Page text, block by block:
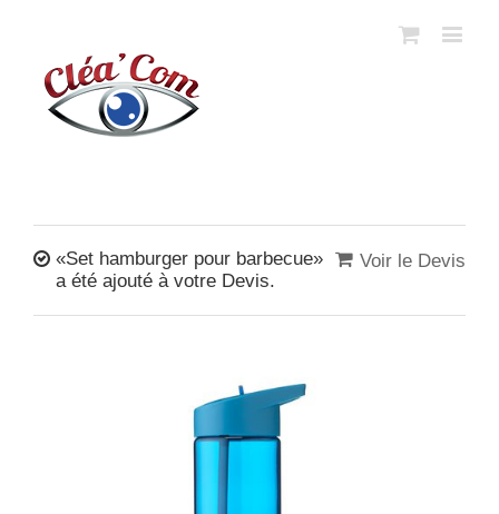
Voir le Devis
«Set hamburger pour barbecue»
a été ajouté à votre Devis.